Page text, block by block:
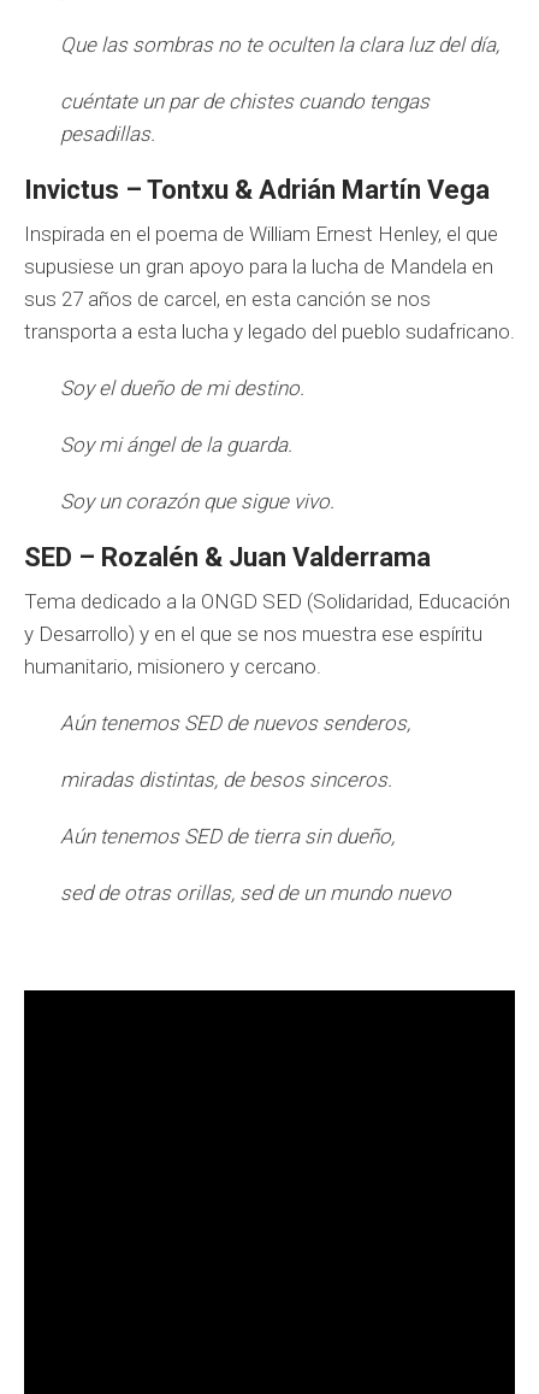
Que las sombras no te oculten la clara luz del día,
cuéntate un par de chistes cuando tengas
pesadillas.
Invictus – Tontxu & Adrián Martín Vega
Inspirada en el poema de William Ernest Henley, el que
supusiese un gran apoyo para la lucha de Mandela en
sus 27 años de carcel, en esta canción se nos
transporta a esta lucha y legado del pueblo sudafricano.
Soy el dueño de mi destino.
Soy mi ángel de la guarda.
Soy un corazón que sigue vivo.
SED – Rozalén & Juan Valderrama
Tema dedicado a la ONGD SED (Solidaridad, Educación
y Desarrollo) y en el que se nos muestra ese espíritu
humanitario, misionero y cercano.
Aún tenemos SED de nuevos senderos,
miradas distintas, de besos sinceros.
Aún tenemos SED de tierra sin dueño,
sed de otras orillas, sed de un mundo nuevo